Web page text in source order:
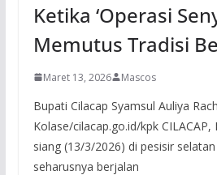
Ketika ‘Operasi
Memutus Tradisi
Maret 13, 2026 Mascos
Bupati Cilacap Syamsul Auliya
Kolase/cilacap.go.id/kpk
siang (13/3/2026) di pesisir
seharusnya berjalan